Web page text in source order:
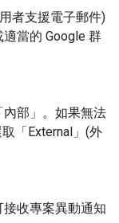
者支援電子郵件)
當的 Google 群
部」 。如果無法
取「External」(外
收專案異動通知